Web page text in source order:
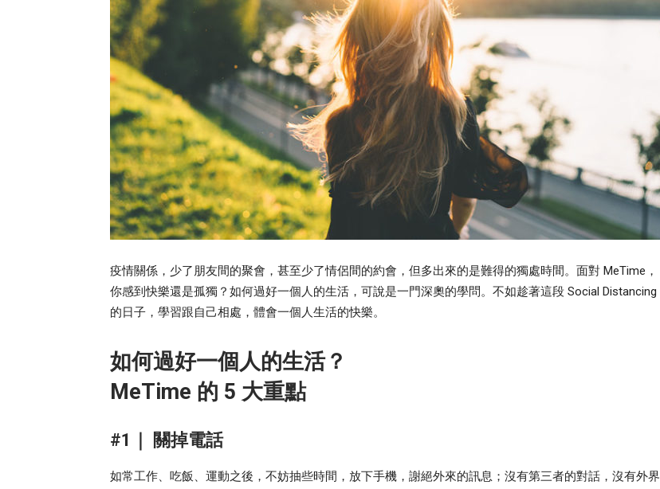
疫情關係，少了朋友間的聚會，甚至少了情侶間的約會，但多出來的是難得的獨處時間。面對 MeTime，
你感到快樂還是孤獨？如何過好一個人的生活，可說是一門深奧的學問。不如趁著這段 Social Distancing
的日子，學習跟自己相處，體會一個人生活的快樂。
如何過好一個人的生活？
MeTime 的 5 大重點
#1｜ 關掉電話
如常工作、吃飯、運動之後，不妨抽些時間，放下手機，謝絕外來的訊息；沒有第三者的對話，沒有外界